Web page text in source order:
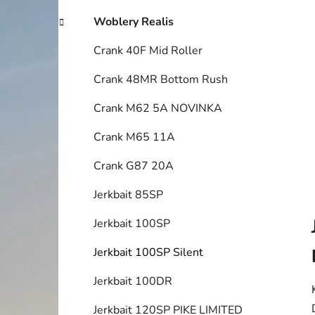
p
Woblery Realis
Crank 40F Mid Roller
Crank 48MR Bottom Rush
Crank M62 5A NOVINKA
Crank M65 11A
Crank G87 20A
Jerkbait 85SP
Jerkbait 100SP
Jerkbait 100SP Silent
Jerkbait 100DR
Jerkbait 120SP PIKE LIMITED